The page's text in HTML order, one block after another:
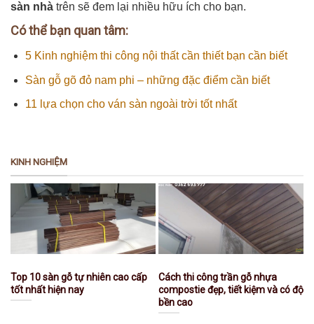
sàn nhà trên sẽ đem lại nhiều hữu ích cho bạn.
Có thể bạn quan tâm:
5 Kinh nghiệm thi công nội thất cần thiết bạn cần biết
Sàn gỗ gõ đỏ nam phi – những đặc điểm cần biết
11 lựa chọn cho ván sàn ngoài trời tốt nhất
KINH NGHIỆM
Top 10 sàn gỗ tự nhiên cao cấp
tốt nhất hiện nay
Cách thi công trần gỗ nhựa
compostie đẹp, tiết kiệm và có độ
bền cao